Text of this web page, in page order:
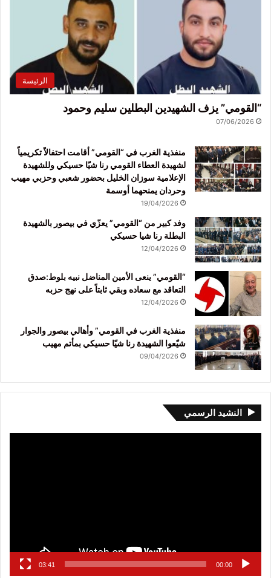
الرئيسة
“القومي” يزف الشهيدين البطلين سليم وحمود
07/06/2026
منفذية الغرب في “القومي” أقامت احتفالاً تكريمياً
لشهيدة العطاء القومي رنا شيّا حسيكي وللشهيدة
الإعلامية سوزان الخليل بحضور شعبي وحزبي مهيب
وحردان يمنحهما أوسمة
19/04/2026
وفد كبير من “القومي” يعزّي في بيصور بالشهيدة
البطلة رنا شيا حسيكي
12/04/2026
“القومي” ينعى الأمين المناضل نبيه بلوط:صدق
التعاقد مع سعاده وبقي ثابتاً على نهج حزبه
12/04/2026
منفذية الغرب في القومي” وأهالي بيصور والجوار
شيّعوا الشهيدة رنا شيّا حسيكي بمأتم مهيب
09/04/2026
النشيد الرسمي
00:00
03:41